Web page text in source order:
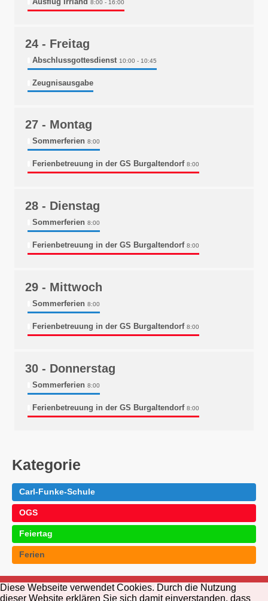
8:00 - 16:00
24 - Freitag
Abschlussgottesdienst 10:00 - 10:45
Zeugnisausgabe
27 - Montag
Sommerferien 8:00
Ferienbetreuung in der GS Burgaltendorf 8:00
28 - Dienstag
Sommerferien 8:00
Ferienbetreuung in der GS Burgaltendorf 8:00
29 - Mittwoch
Sommerferien 8:00
Ferienbetreuung in der GS Burgaltendorf 8:00
30 - Donnerstag
Sommerferien 8:00
Ferienbetreuung in der GS Burgaltendorf 8:00
Kategorie
Carl-Funke-Schule
OGS
Feiertag
Ferien
Impressum· © 2026 Carl-Funke-Schule ·
Diese Webseite verwendet Cookies. Durch die Nutzung
dieser Website erklären Sie sich damit einverstanden, dass